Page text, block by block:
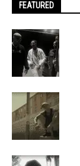
FEATURED